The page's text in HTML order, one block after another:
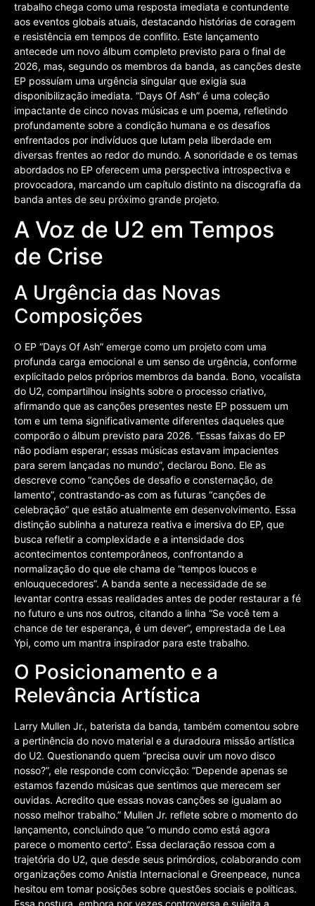
trabalho chega como uma resposta imediata e contundente
aos eventos globais atuais, destacando histórias de coragem
e resistência em tempos de conflito. Este lançamento
antecede um novo álbum completo previsto para o final de
2026, mas, segundo os membros da banda, as canções deste
EP possuíam uma urgência singular que exigia sua
disponibilização imediata. “Days Of Ash” é uma coleção
impactante de cinco novas músicas e um poema, refletindo
profundamente sobre a condição humana e os desafios
enfrentados por indivíduos que lutam pela liberdade em
diversas frentes ao redor do mundo. A sonoridade e os temas
abordados no EP oferecem uma perspectiva introspectiva e
provocadora, marcando um capítulo distinto na discografia da
banda antes de seu próximo grande projeto.
A Voz de U2 em Tempos
de Crise
A Urgência das Novas
Composições
O EP “Days Of Ash” emerge como um projeto com uma
profunda carga emocional e um senso de urgência, conforme
explicitado pelos próprios membros da banda. Bono, vocalista
do U2, compartilhou insights sobre o processo criativo,
afirmando que as canções presentes neste EP possuem um
tom e um tema significativamente diferentes daqueles que
comporão o álbum previsto para 2026. “Essas faixas do EP
não podiam esperar; essas músicas estavam impacientes
para serem lançadas no mundo”, declarou Bono. Ele as
descreve como “canções de desafio e consternação, de
lamento”, contrastando-as com as futuras “canções de
celebração” que estão atualmente em desenvolvimento. Essa
distinção sublinha a natureza reativa e imersiva do EP, que
busca refletir a complexidade e a intensidade dos
acontecimentos contemporâneos, confrontando a
normalização do que ele chama de “tempos loucos e
enlouquecedores”. A banda sente a necessidade de se
levantar contra essas realidades antes de poder restaurar a fé
no futuro e uns nos outros, citando a linha “Se você tem a
chance de ter esperança, é um dever”, emprestada de Lea
Ypi, como um mantra inspirador para este trabalho.
O Posicionamento e a
Relevância Artística
Larry Mullen Jr., baterista da banda, também comentou sobre
a pertinência do novo material e a duradoura missão artística
do U2. Questionando quem “precisa ouvir um novo disco
nosso?”, ele responde com convicção: “Depende apenas se
estamos fazendo músicas que sentimos que merecem ser
ouvidas. Acredito que essas novas canções se igualam ao
nosso melhor trabalho.” Mullen Jr. reflete sobre o momento do
lançamento, concluindo que “o mundo como está agora
parece o momento certo”. Essa declaração ressoa com a
trajetória do U2, que desde seus primórdios, colaborando com
organizações como Anistia Internacional e Greenpeace, nunca
hesitou em tomar posições sobre questões sociais e políticas.
Essa postura, embora por vezes controversa e sujeita a